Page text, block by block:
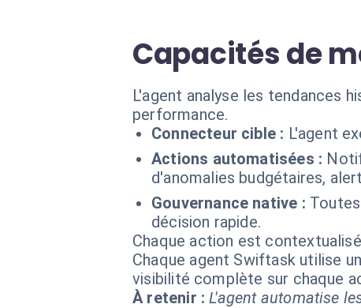
Capacités de
L'agent analyse les tendances
performance.
Connecteur cible : L'agent
Actions automatisées :
d'anomalies budgétaires,
Gouvernance native :
décision rapide.
Chaque action est
Chaque agent Swiftask utilise
visibilité complète sur chaque
À retenir : L'agent automatise